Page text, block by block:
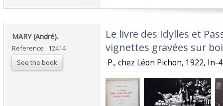
‎MARY (André).‎
Reference : 12414
See the book
‎Le livre des Idylles et
vignettes gravées sur
P., chez Léon Pichon, 1922,